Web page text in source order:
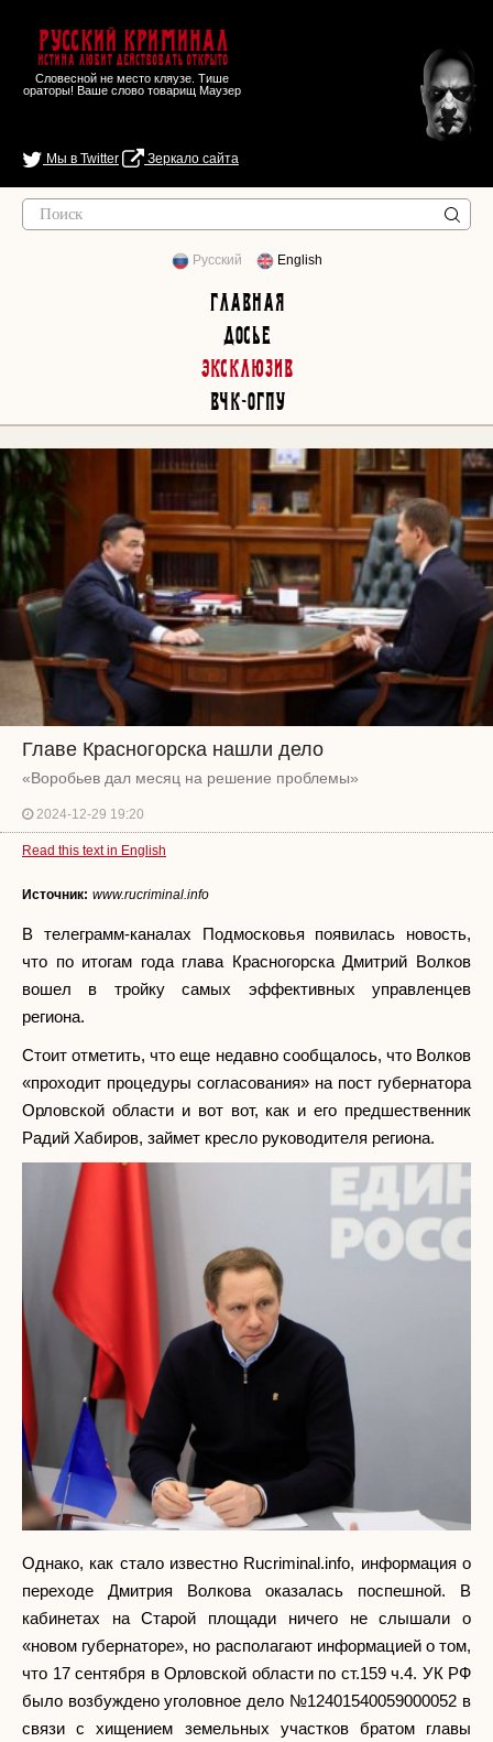
Русский Криминал
Истина любит действовать открыто
Словесной не место кляузе. Тише
ораторы! Ваше слово товарищ Маузер
Мы в Twitter Зеркало сайта
Русский English
Главная
Досье
Эксклюзив
ВЧК-ОГПУ
Главе Красногорска нашли дело
«Воробьев дал месяц на решение проблемы»
2024-12-29 19:20
Read this text in English
Источник: www.rucriminal.info
В телеграмм-каналах Подмосковья появилась новость,
что по итогам года глава Красногорска Дмитрий Волков
вошел в тройку самых эффективных управленцев
региона.
Стоит отметить, что еще недавно сообщалось, что Волков
«проходит процедуры согласования» на пост губернатора
Орловской области и вот вот, как и его предшественник
Радий Хабиров, займет кресло руководителя региона.
Однако, как стало известно Rucriminal.info, информация о
переходе Дмитрия Волкова оказалась поспешной. В
кабинетах на Старой площади ничего не слышали о
«новом губернаторе», но располагают информацией о том,
что 17 сентября в Орловской области по ст.159 ч.4. УК РФ
было возбуждено уголовное дело №12401540059000052 в
связи с хищением земельных участков братом главы